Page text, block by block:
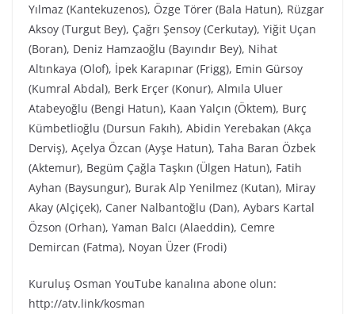
Yılmaz (Kantekuzenos), Özge Törer (Bala Hatun), Rüzgar
Aksoy (Turgut Bey), Çağrı Şensoy (Cerkutay), Yiğit Uçan
(Boran), Deniz Hamzaoğlu (Bayındır Bey), Nihat
Altınkaya (Olof), İpek Karapınar (Frigg), Emin Gürsoy
(Kumral Abdal), Berk Erçer (Konur), Almıla Uluer
Atabeyoğlu (Bengi Hatun), Kaan Yalçın (Öktem), Burç
Kümbetlioğlu (Dursun Fakıh), Abidin Yerebakan (Akça
Derviş), Açelya Özcan (Ayşe Hatun), Taha Baran Özbek
(Aktemur), Begüm Çağla Taşkın (Ülgen Hatun), Fatih
Ayhan (Baysungur), Burak Alp Yenilmez (Kutan), Miray
Akay (Alçiçek), Caner Nalbantoğlu (Dan), Aybars Kartal
Özson (Orhan), Yaman Balcı (Alaeddin), Cemre
Demircan (Fatma), Noyan Üzer (Frodi)
Kuruluş Osman YouTube kanalına abone olun:
http://atv.link/kosman